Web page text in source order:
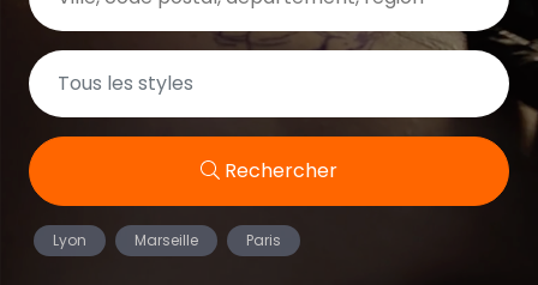
Rechercher
Lyon Marseille Paris